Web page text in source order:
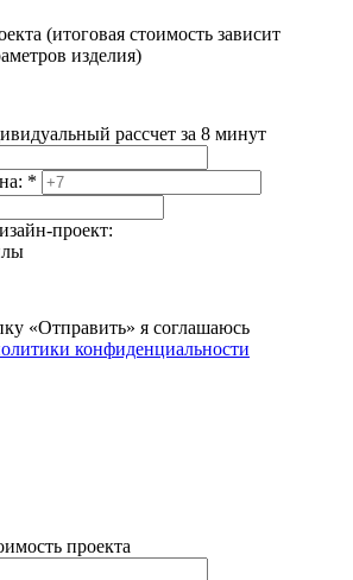
(итоговая стоимость зависит
изделия)
рассчет за 8 минут
*
проект:
«Отправить» я соглашаюсь
конфиденциальности
проекта